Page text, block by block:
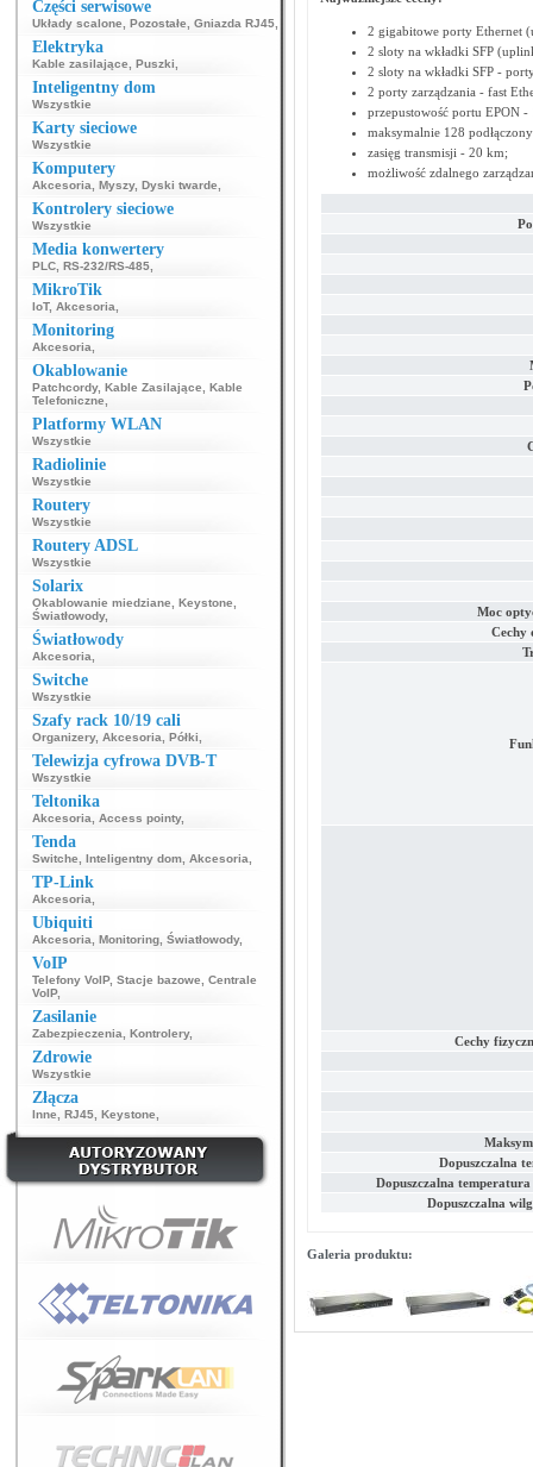
Części serwisowe
Układy scalone Pozostałe Gniazda RJ45
Elektryka
Kable zasilające Puszki
Inteligentny dom
Wszystkie
Karty sieciowe
Wszystkie
Komputery
Akcesoria Myszy, Dyski twarde
Kontrolery sieciowe
Wszystkie
Media konwertery
PLC RS-232/RS-485
MikroTik
IoT, Akcesoria
Monitoring
Akcesoria
Okablowanie
Patchcordy, Kable Zasilające
Kable
Telefoniczne
Platformy WLAN
Wszystkie
Radiolinie
Wszystkie
Routery
Wszystkie
Routery ADSL
Wszystkie
Solarix
Okablowanie miedziane Keystone
Światłowody,
Światłowody
Akcesoria
Switche
Wszystkie
Szafy rack 10/19 cali
Organizery, Akcesoria Półki
Telewizja cyfrowa DVB-T
Wszystkie
Teltonika
Akcesoria Access pointy,
Tenda
Switche Inteligentny dom Akcesoria
TP-Link
Akcesoria
Ubiquiti
Akcesoria Monitoring Światłowody,
VoIP
Telefony VoIP, Stacje bazowe
Centrale
VoIP,
Zasilanie
Zabezpieczenia Kontrolery,
Zdrowie
Wszystkie
Złącza
Inne RJ45 Keystone
2 gigabitowe porty Ethernet
2 sloty na wkładki SFP
2 sloty na wkładki SFP -
2 porty zarządzania - fast
przepustowość portu EPON -
maksymalnie 128
zasięg transmisji - 20 km;
możliwość zdalnego
Moc
Cechy
Cechy
Dopuszczalna
Dopuszczalna
Dopuszczalna
Galeria produktu: